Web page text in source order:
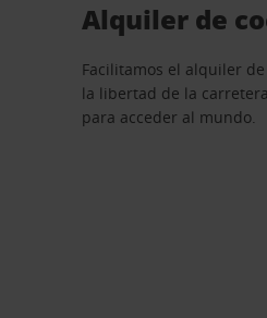
Alquiler de
Facilitamos el alquiler
la libertad de la
para acceder al mundo.